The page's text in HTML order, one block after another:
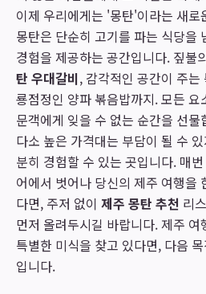
이제 우리에게는 '몽탄'이라는 새
몽탄은 단순히 고기를 파는 식당을
경험을 제공하는 공간입니다. 짚불
탄 우대갈비, 감각적인 공간이 주
룡점정인 양파 볶음밥까지. 모든
문객에게 잊을 수 없는 순간을 선
다소 높은 가격대는 부담이 될 수
분히 경험할 수 있는 곳입니다. 매
어에서 벗어나 당신의 제주 여행을
다면, 주저 없이 제주 몽탄 추천 리
먼저 올려두시길 바랍니다. 제주
특별한 미식을 찾고 있다면, 다음
입니다.